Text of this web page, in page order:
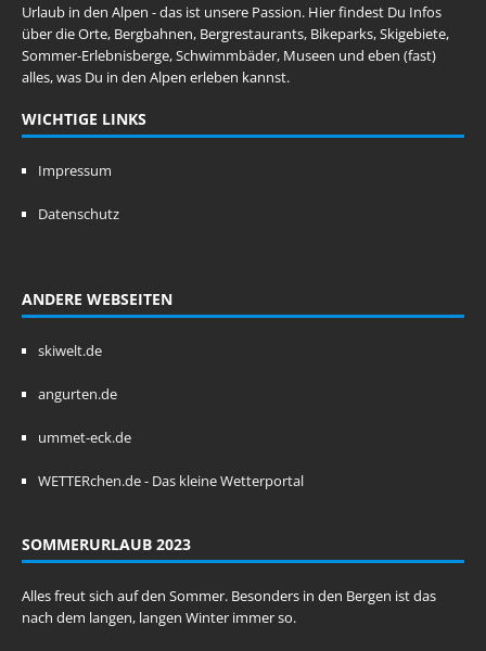
Urlaub in den Alpen - das ist unsere Passion. Hier findest Du Infos
über die Orte, Bergbahnen, Bergrestaurants, Bikeparks, Skigebiete,
Sommer-Erlebnisberge, Schwimmbäder, Museen und eben (fast)
alles, was Du in den Alpen erleben kannst.
WICHTIGE LINKS
Impressum
Datenschutz
ANDERE WEBSEITEN
skiwelt.de
angurten.de
ummet-eck.de
WETTERchen.de - Das kleine Wetterportal
SOMMERURLAUB 2023
Alles freut sich auf den Sommer. Besonders in den Bergen ist das
nach dem langen, langen Winter immer so.